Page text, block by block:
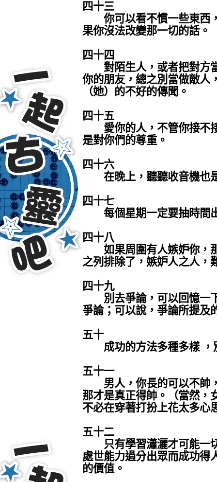
四十三
你可以看不慣一些東西
果你沒法改變那一切的話。
四十四
對陌生人，或者把對方
你的朋友，總之別當做敵人
（她）的不好的傳聞。
四十五
愛你的人，不管你接不
是對你們的尊重。
四十六
在晚上，聽聽收音機也
四十七
每個星期一定要抽時間
四十八
如果周圍有人嫉妒你，
之列排除了，嫉妒人之人，
四十九
別去爭論，可以回憶一
爭論；可以說，爭論所提及
五十
成功的方法多種多樣 ，
五十一
男人，你長的可以不帥
那才是真正得帥。（當然，
不必在穿著打扮上花太多心
五十二
只有學習瀟灑才可能一
處世能力過分出眾而成功得
的價值。